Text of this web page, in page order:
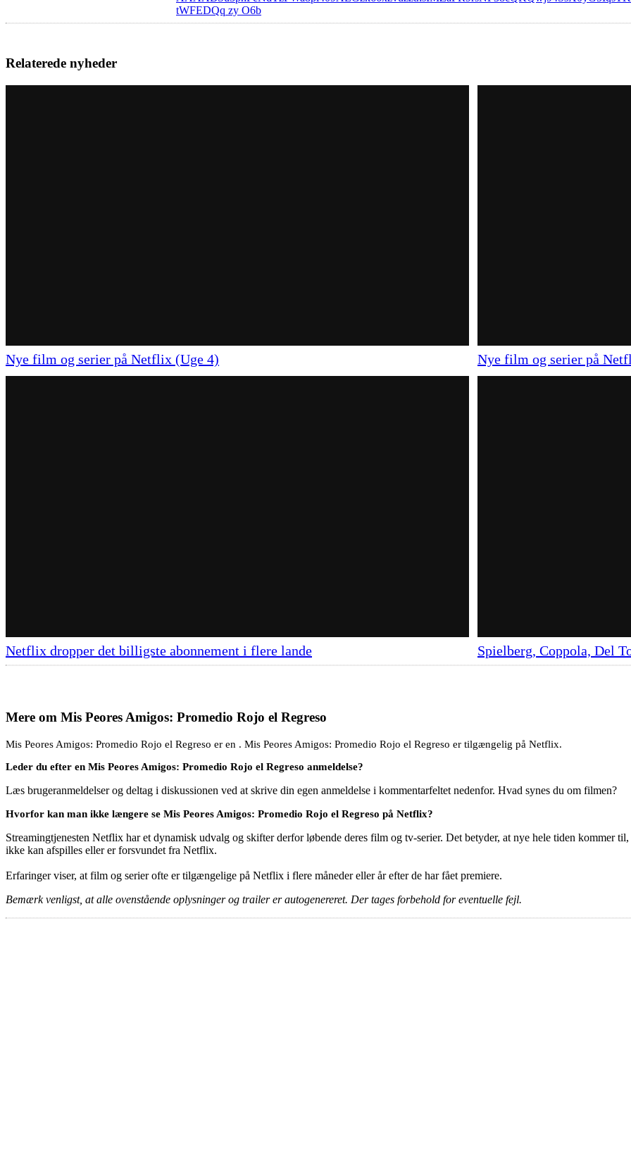
Relaterede nyheder
Nye film og serier på Netflix (Uge 4) Nye film og serier på
Netflix dropper det billigste abonnement i flere lande Spielberg, Coppola, Del
Mere om Mis Peores Amigos: Promedio Rojo el Regreso
Mis Peores Amigos: Promedio Rojo el Regreso er en . Mis Peores Amigos: Promedio Rojo el Regreso er tilgængelig på Netflix.
Leder du efter en Mis Peores Amigos: Promedio Rojo el Regreso anmeldelse?
Læs brugeranmeldelser og deltag i diskussionen ved at skrive din egen anmeldelse i kommentarfeltet nedenfor. Hvad synes du om filmen?
Hvorfor kan man ikke længere se Mis Peores Amigos: Promedio Rojo el Regreso på Netflix?
Streamingtjenesten Netflix har et dynamisk udvalg og skifter derfor løbende deres film og tv-serier. Det betyder, at nye hele tiden kommer
ikke kan afspilles eller er forsvundet fra Netflix.
Erfaringer viser, at film og serier ofte er tilgængelige på Netflix i flere måneder eller år efter de har fået premiere.
Bemærk venligst, at alle ovenstående oplysninger og trailer er autogenereret. Der tages forbehold for eventuelle fejl.